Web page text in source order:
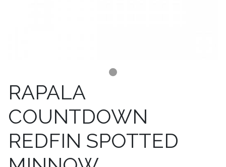
RAPALA
COUNTDOWN
REDFIN SPOTTED